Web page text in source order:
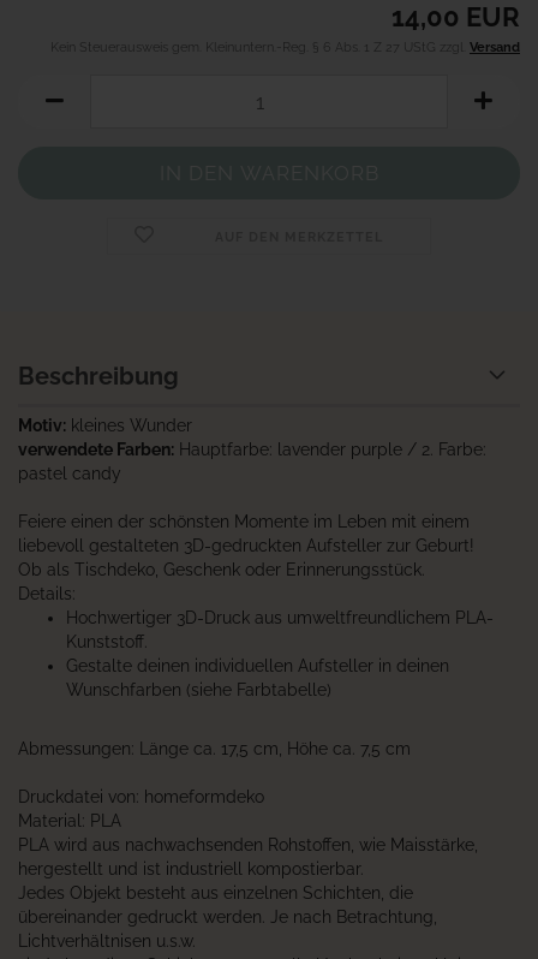
14,00 EUR
Kein Steuerausweis gem. Kleinuntern.-Reg. § 6 Abs. 1 Z 27 UStG zzgl. Versand
Beschreibung
Motiv: kleines Wunder
verwendete Farben: Hauptfarbe: lavender purple / 2. Farbe:
pastel candy
Feiere einen der schönsten Momente im Leben mit einem
liebevoll gestalteten 3D-gedruckten Aufsteller zur Geburt!
Ob als Tischdeko, Geschenk oder Erinnerungsstück.
Details:
Hochwertiger 3D-Druck aus umweltfreundlichem PLA-
Kunststoff.
Gestalte deinen individuellen Aufsteller in deinen
Wunschfarben (siehe Farbtabelle)
Abmessungen: Länge ca. 17,5 cm, Höhe ca. 7,5 cm
Druckdatei von: homeformdeko
Material: PLA
PLA wird aus nachwachsenden Rohstoffen, wie Maisstärke,
hergestellt und ist industriell kompostierbar.
Jedes Objekt besteht aus einzelnen Schichten, die
übereinander gedruckt werden. Je nach Betrachtung,
Lichtverhältnisen u.s.w.